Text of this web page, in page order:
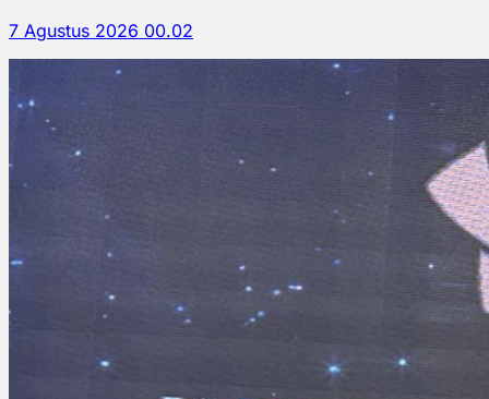
7 Agustus 2026 00.02